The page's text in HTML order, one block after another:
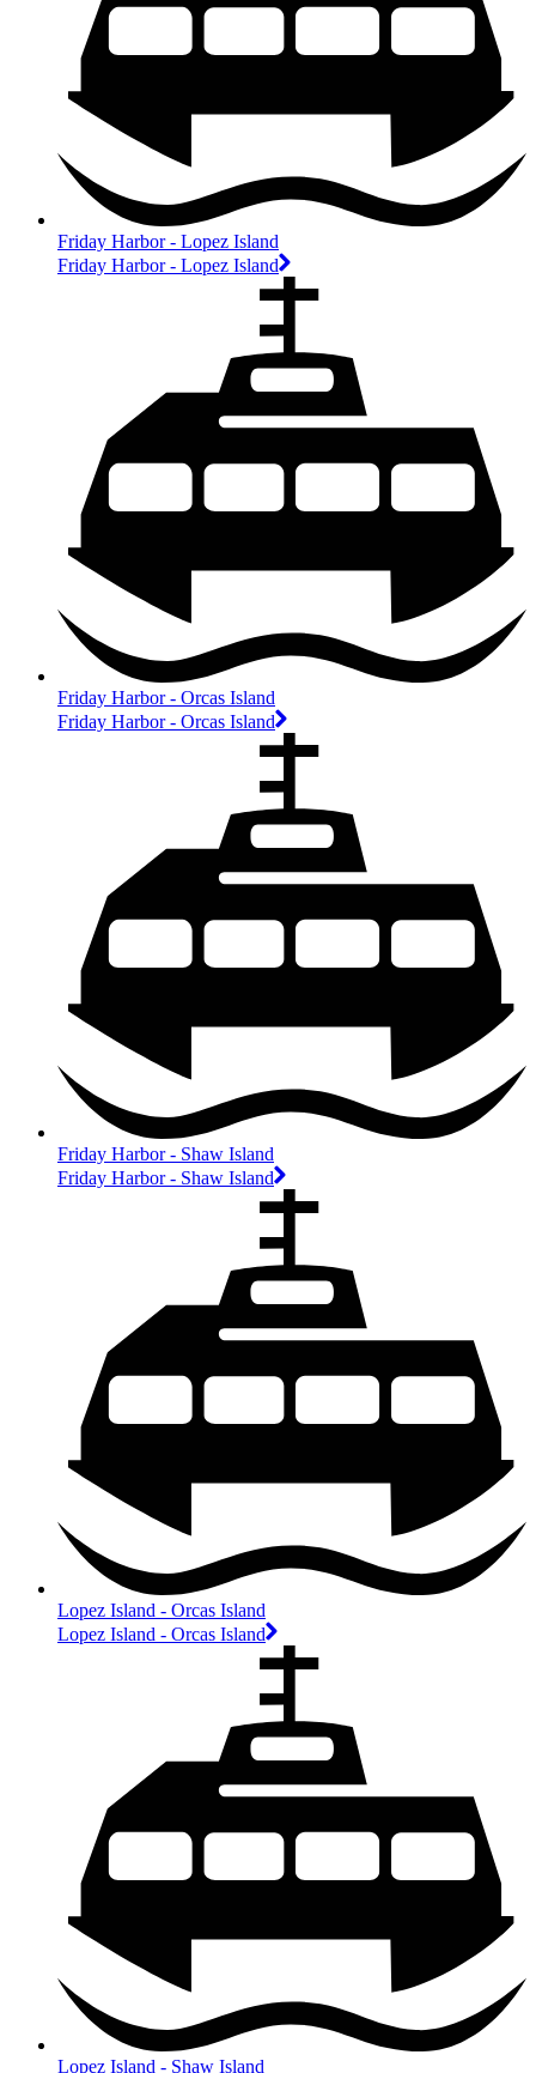
Friday Harbor - Lopez Island
Friday Harbor - Lopez Island
Friday Harbor - Orcas Island
Friday Harbor - Orcas Island
Friday Harbor - Shaw Island
Friday Harbor - Shaw Island
Lopez Island - Orcas Island
Lopez Island - Orcas Island
Lopez Island - Shaw Island